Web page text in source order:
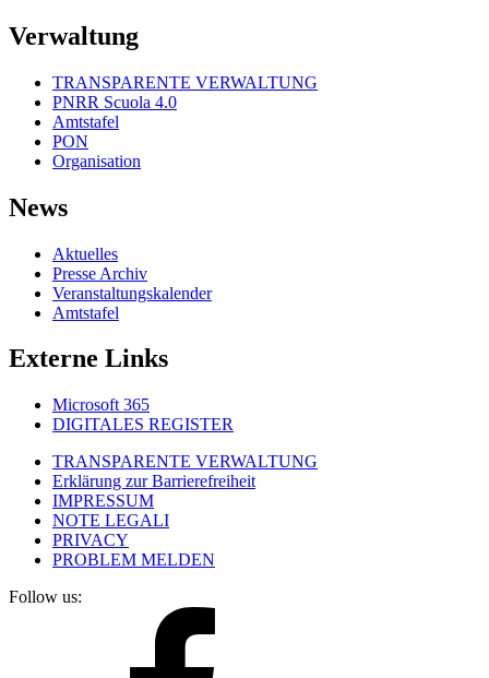
Verwaltung
TRANSPARENTE VERWALTUNG
PNRR Scuola 4.0
Amtstafel
PON
Organisation
News
Aktuelles
Presse Archiv
Veranstaltungskalender
Amtstafel
Externe Links
Microsoft 365
DIGITALES REGISTER
TRANSPARENTE VERWALTUNG
Erklärung zur Barrierefreiheit
IMPRESSUM
NOTE LEGALI
PRIVACY
PROBLEM MELDEN
Follow us: